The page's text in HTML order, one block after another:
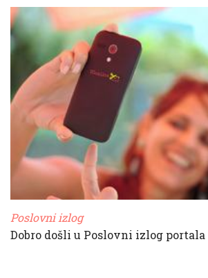
Poslovni izlog
Dobro došli u Poslovni izlog portala